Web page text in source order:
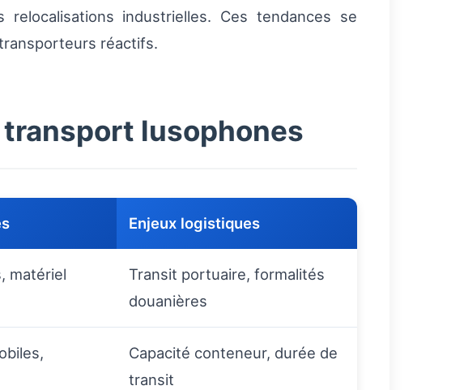
industrielles. Ces tendances se
réactifs.
lusophones
Enjeux logistiques
matériel
Transit portuaire, formalités
douanières
Capacité conteneur, durée de
transit